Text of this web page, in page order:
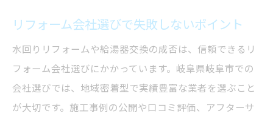
リフォーム会社選びで失敗しないポイント
水回りリフォームや給湯器交換の成否は、信頼できるリ
フォーム会社選びにかかっています。岐阜県岐阜市での
会社選びでは、地域密着型で実績豊富な業者を選ぶこと
が大切です。施工事例の公開や口コミ評価、アフターサ